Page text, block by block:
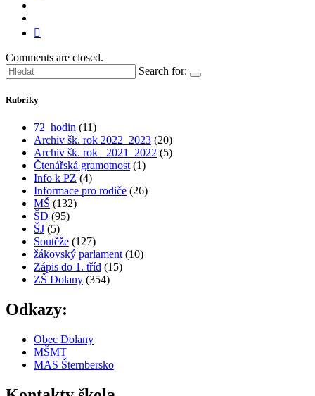
Comments are closed.
Search for:
Rubriky
72_hodin (11)
Archiv šk. rok 2022_2023 (20)
Archiv šk. rok_ 2021_2022 (5)
Čtenářská gramotnost (1)
Info k PZ (4)
Informace pro rodiče (26)
MŠ (132)
ŠD (95)
ŠJ (5)
Soutěže (127)
žákovský parlament (10)
Zápis do 1. tříd (15)
ZŠ Dolany (354)
Odkazy:
Obec Dolany
MŠMT
MAS Šternbersko